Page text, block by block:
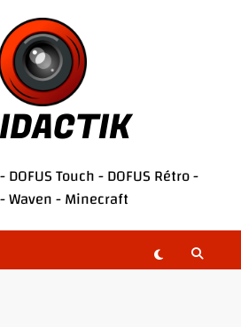
-DOFUS Touch-DOFUS Rétro-
-Waven-Minecraft